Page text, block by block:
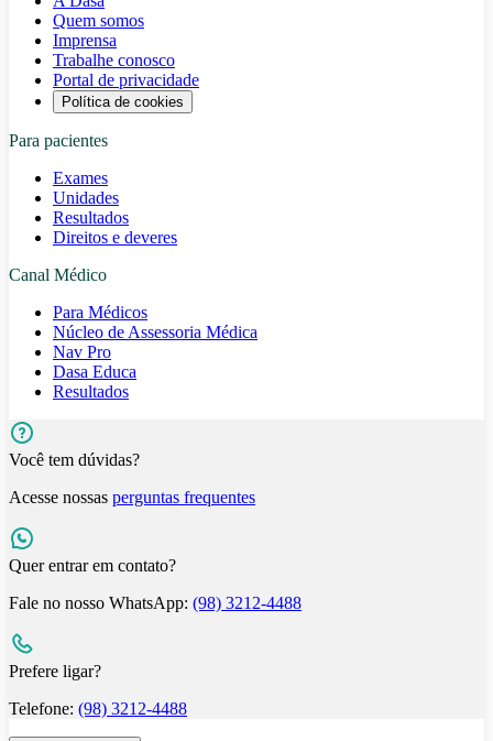
Quem somos
Imprensa
Trabalhe conosco
Portal de privacidade
Política de cookies
Para pacientes
Exames
Unidades
Resultados
Direitos e deveres
Canal Médico
Para Médicos
Núcleo de Assessoria Médica
Nav Pro
Dasa Educa
Resultados
Você tem dúvidas?
Acesse nossas perguntas frequentes
Quer entrar em contato?
Fale no nosso WhatsApp: (98) 3212-4488
Prefere ligar?
Telefone: (98) 3212-4488